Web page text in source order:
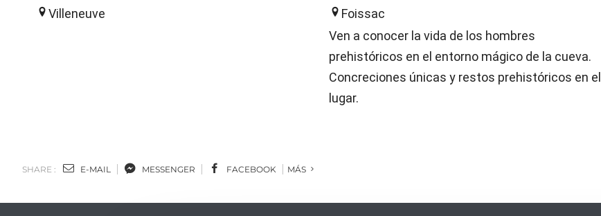
Villeneuve
Foissac
Ven a conocer la vida de los hombres
prehistóricos en el entorno mágico de la cueva.
Concreciones únicas y restos prehistóricos en el
lugar.
SHARE : E-MAIL MESSENGER FACEBOOK MÁS